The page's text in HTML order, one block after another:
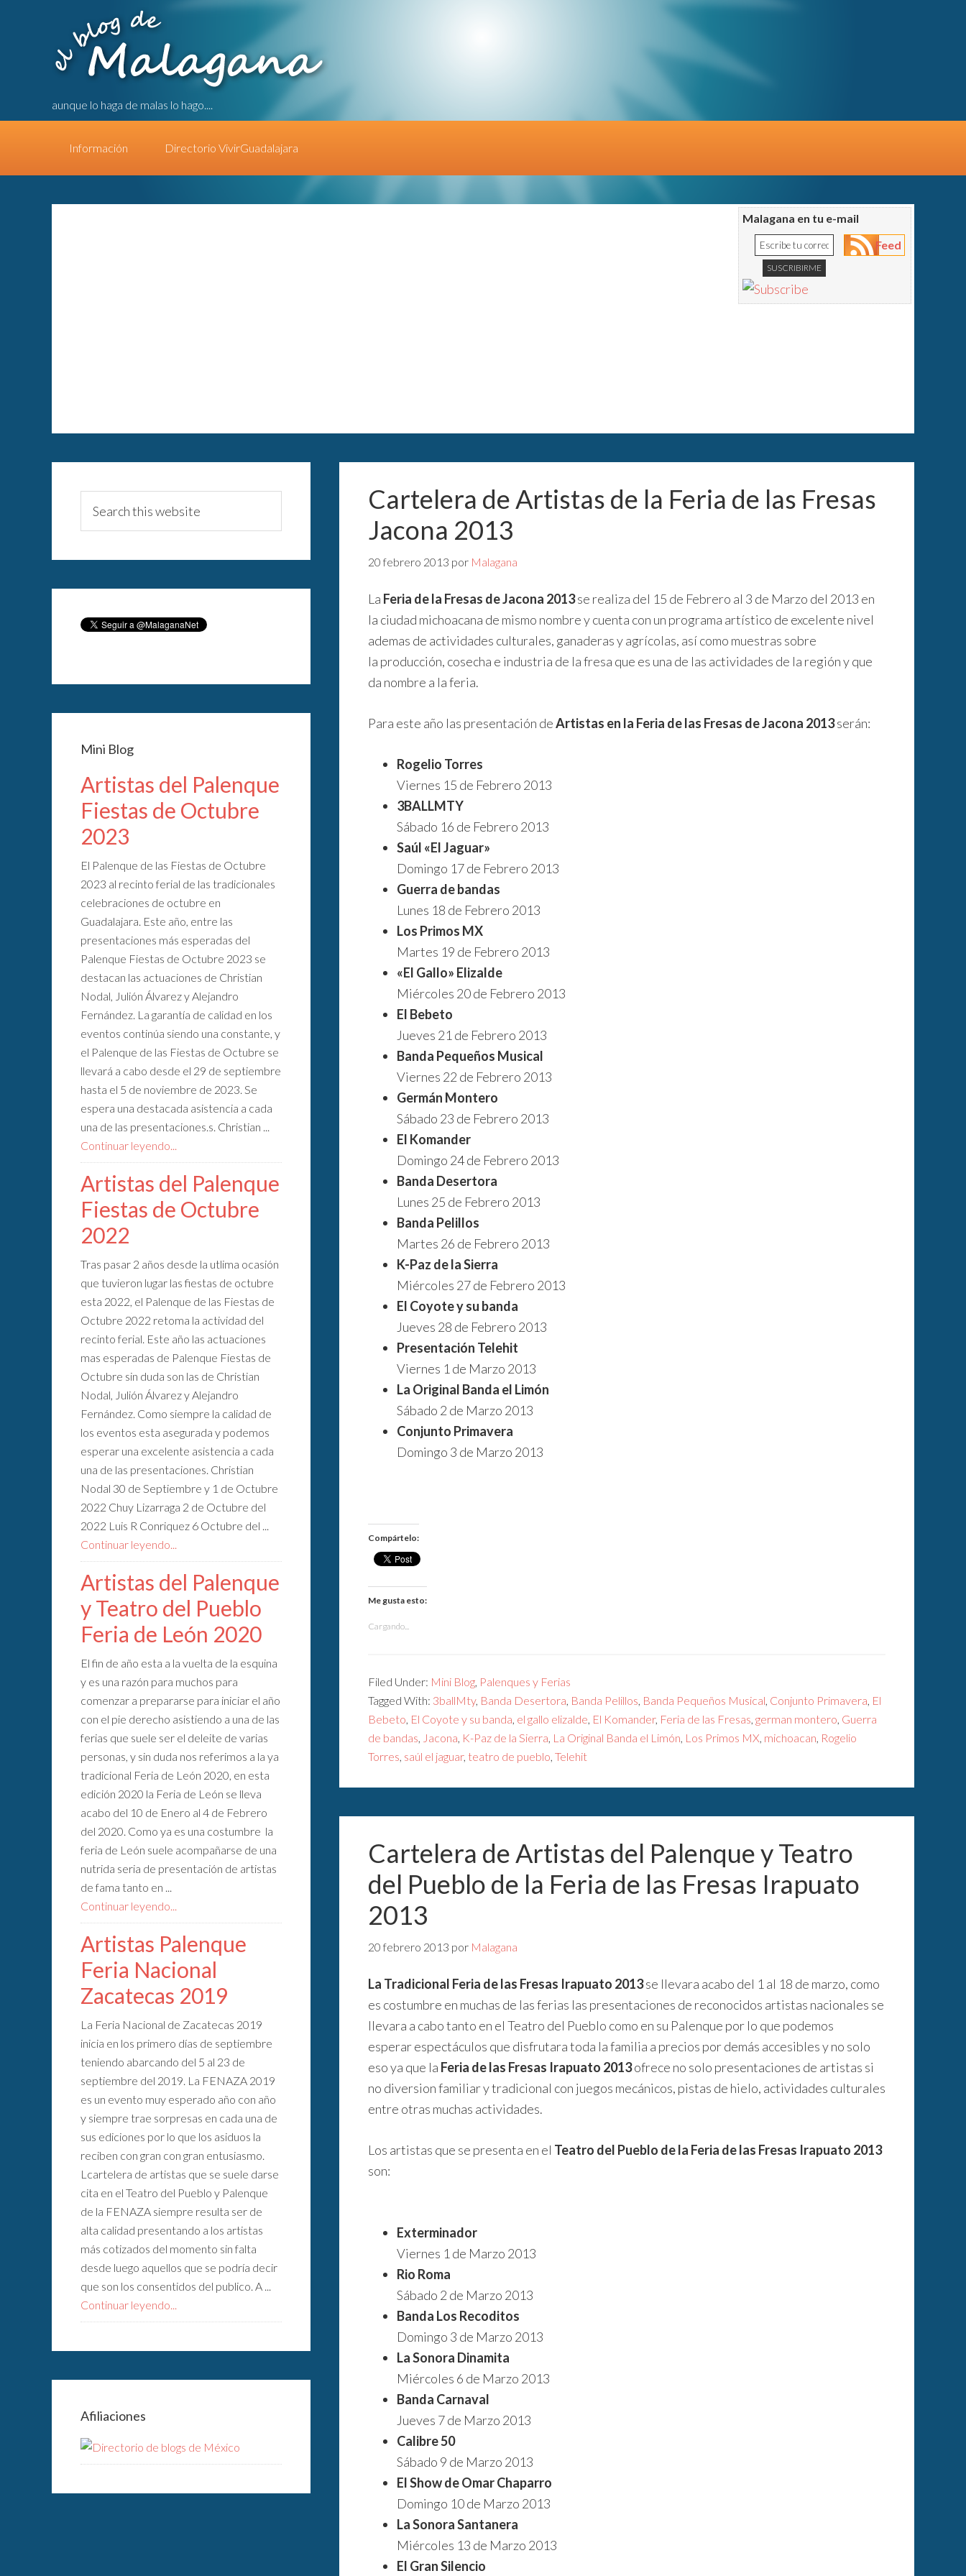
aunque lo haga de malas lo hago....
Información Directorio VivirGuadalajara
Malagana en tu e-mail
Feed
Cartelera de Artistas de la Feria de las Fresas
Jacona 2013
20 febrero 2013 por Malagana
La Feria de la Fresas de Jacona 2013se realiza del 15 de Febrero al 3 de Marzo del 2013 en
la ciudad michoacana de mismo nombre y cuenta con un programa artístico de excelente nivel
ademas de actividades culturales, ganaderas y agrícolas, así como muestras sobre
la producción, cosecha e industria de la fresa que es una de las actividades de la región y que
da nombre a la feria.
Para este año las presentación deArtistas en la Feria de las Fresas de Jacona 2013serán:
Rogelio Torres
Viernes 15 de Febrero 2013
3BALLMTY
Sábado 16 de Febrero 2013
Saúl «El Jaguar»
Domingo 17 de Febrero 2013
Guerra de bandas
Lunes 18 de Febrero 2013
Los Primos MX
Martes 19 de Febrero 2013
«El Gallo» Elizalde
Miércoles 20 de Febrero 2013
El Bebeto
Jueves 21 de Febrero 2013
Banda Pequeños Musical
Viernes 22 de Febrero 2013
Germán Montero
Sábado 23 de Febrero 2013
El Komander
Domingo 24 de Febrero 2013
Banda Desertora
Lunes 25 de Febrero 2013
Banda Pelillos
Martes 26 de Febrero 2013
K-Paz de la Sierra
Miércoles 27 de Febrero 2013
El Coyote y su banda
Jueves 28 de Febrero 2013
Presentación Telehit
Viernes 1 de Marzo 2013
La Original Banda el Limón
Sábado 2 de Marzo 2013
Conjunto Primavera
Domingo 3 de Marzo 2013
Compártelo:
Me gusta esto:
Cargando...
Filed Under: Mini Blog, Palenques y Ferias
Tagged With: 3ballMty, Banda Desertora, Banda Pelillos, Banda Pequeños Musical, Conjunto Primavera, El
Bebeto, El Coyote y su banda, el gallo elizalde, El Komander, Feria de las Fresas, german montero, Guerra
de bandas, Jacona, K-Paz de la Sierra, La Original Banda el Limón, Los Primos MX, michoacan, Rogelio
Torres, saúl el jaguar, teatro de pueblo, Telehit
Cartelera de Artistas del Palenque y Teatro
del Pueblo de la Feria de las Fresas Irapuato
2013
20 febrero 2013 por Malagana
La Tradicional Feria de las Fresas Irapuato 2013se llevara acabo del 1 al 18 de marzo, como
es costumbre en muchas de las ferias las presentaciones de reconocidos artistas nacionales se
llevara a cabo tanto en el Teatro del Pueblo como en su Palenque por lo que podemos
esperar espectáculos que disfrutara toda la familia a precios por demás accesibles y no solo
eso ya que la Feria de las Fresas Irapuato 2013ofrece no solo presentaciones de artistas si
no diversion familiar y tradicional con juegos mecánicos, pistas de hielo, actividades culturales
entre otras muchas actividades.
Los artistas que se presenta en el Teatro del Pueblo de la Feria de las Fresas Irapuato 2013
son:
Exterminador
Viernes 1 de Marzo 2013
Rio Roma
Sábado 2 de Marzo 2013
Banda Los Recoditos
Domingo 3 de Marzo 2013
La Sonora Dinamita
Miércoles 6 de Marzo 2013
Banda Carnaval
Jueves 7 de Marzo 2013
Calibre 50
Sábado 9 de Marzo 2013
El Show de Omar Chaparro
Domingo 10 de Marzo 2013
La Sonora Santanera
Miércoles 13 de Marzo 2013
El Gran Silencio
Mini Blog
Artistas del Palenque
Fiestas de Octubre
2023
El Palenque de las Fiestas de Octubre
2023 al recinto ferial de las tradicionales
celebraciones de octubre en
Guadalajara. Este año, entre las
presentaciones más esperadas del
Palenque Fiestas de Octubre 2023 se
destacan las actuaciones de Christian
Nodal, Julión Álvarez y Alejandro
Fernández. La garantía de calidad en los
eventos continúa siendo una constante, y
el Palenque de las Fiestas de Octubre se
llevará a cabo desde el 29 de septiembre
hasta el 5 de noviembre de 2023. Se
espera una destacada asistencia a cada
una de las presentaciones.s. Christian ...
Continuar leyendo...
Artistas del Palenque
Fiestas de Octubre
2022
Tras pasar 2 años desde la utlima ocasión
que tuvieron lugar las fiestas de octubre
esta 2022, el Palenque de las Fiestas de
Octubre 2022 retoma la actividad del
recinto ferial. Este año las actuaciones
mas esperadas de Palenque Fiestas de
Octubre sin duda son las de Christian
Nodal, Julión Álvarez y Alejandro
Fernández. Como siempre la calidad de
los eventos esta asegurada y podemos
esperar una excelente asistencia a cada
una de las presentaciones. Christian
Nodal 30 de Septiembre y 1 de Octubre
2022 Chuy Lizarraga 2 de Octubre del
2022 Luis R Conriquez 6 Octubre del ...
Continuar leyendo...
Artistas del Palenque
y Teatro del Pueblo
Feria de León 2020
El fin de año esta a la vuelta de la esquina
y es una razón para muchos para
comenzar a prepararse para iniciar el año
con el pie derecho asistiendo a una de las
ferias que suele ser el deleite de varias
personas, y sin duda nos referimos a la ya
tradicional Feria de León 2020, en esta
edición 2020 la Feria de León se lleva
acabo del 10 de Enero al 4 de Febrero
del 2020. Como ya es una costumbre la
feria de León suele acompañarse de una
nutrida seria de presentación de artistas
de fama tanto en ...
Continuar leyendo...
Artistas Palenque
Feria Nacional
Zacatecas 2019
La Feria Nacional de Zacatecas 2019
inicia en los primero días de septiembre
teniendo abarcando del 5 al 23 de
septiembre del 2019. La FENAZA 2019
es un evento muy esperado año con año
y siempre trae sorpresas en cada una de
sus ediciones por lo que los asiduos la
reciben con gran con gran entusiasmo.
Lcartelera de artistas que se suele darse
cita en el Teatro del Pueblo y Palenque
de la FENAZA siempre resulta ser de
alta calidad presentando a los artistas
más cotizados del momento sin falta
desde luego aquellos que se podría decir
que son los consentidos del publico. A ...
Continuar leyendo...
Afiliaciones